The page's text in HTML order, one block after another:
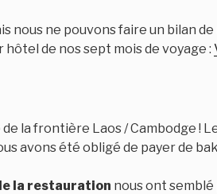
nous ne pouvons faire un bilan
de nos sept mois de voyage :
la frontière Laos / Cambodge !
avons été obligé de payer de
la restauration nous ont semblé